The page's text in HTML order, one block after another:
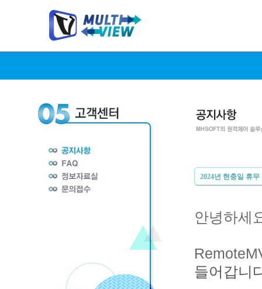
2024년 현충일 휴무
안녕하세
들어갑니